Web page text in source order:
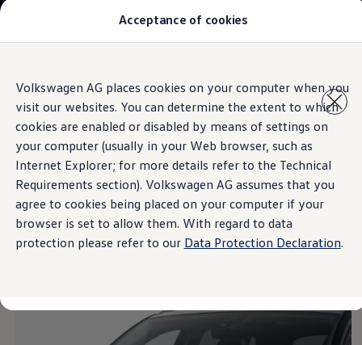
Acceptance of cookies
Volkswagen AG places cookies on your computer when you
visit our websites. You can determine the extent to which
cookies are enabled or disabled by means of settings on
your computer (usually in your Web browser, such as
Internet Explorer; for more details refer to the Technical
Requirements section). Volkswagen AG assumes that you
agree to cookies being placed on your computer if your
browser is set to allow them. With regard to data
protection please refer to our Data Protection Declaration.
contenido
principal
a pie
de
página
Modelos y Concesionarios
Contáctanos
Marca y Experiencia
Volkswagen Honduras
Latin NCAP
Espacio Exclusivo para Prensa
Tengo un Volkswagen
Manuales Volkswagen
Noticias
Information
Negro Profundo